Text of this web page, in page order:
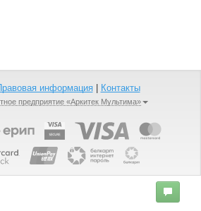
информация| Контакты
предприятие «Аркитек Мультима»